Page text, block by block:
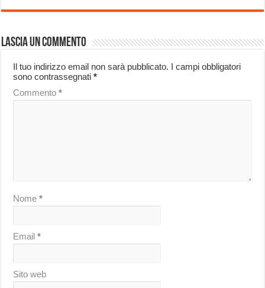
Lascia un commento
Il tuo indirizzo email non sarà pubblicato. I campi obbligatori
sono contrassegnati*
Commento*
Nome*
Email*
Sito web